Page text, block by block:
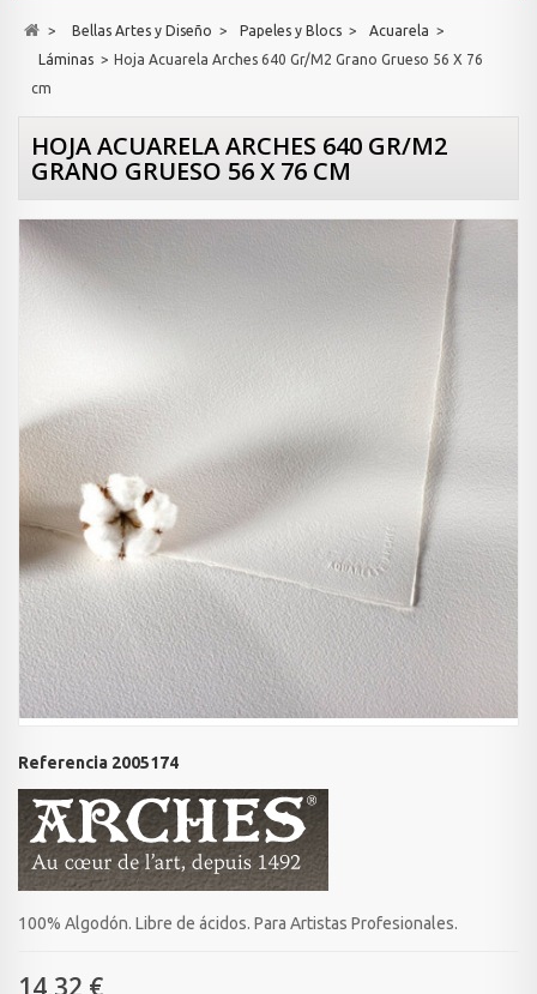
> Bellas Artes y Diseño > Papeles y Blocs > Acuarela >
Láminas > Hoja Acuarela Arches 640 Gr/M2 Grano Grueso 56 X 76
cm
HOJA ACUARELA ARCHES 640 GR/M2
GRANO GRUESO 56 X 76 CM
Referencia 2005174
100% Algodón. Libre de ácidos. Para Artistas Profesionales.
14,32 €